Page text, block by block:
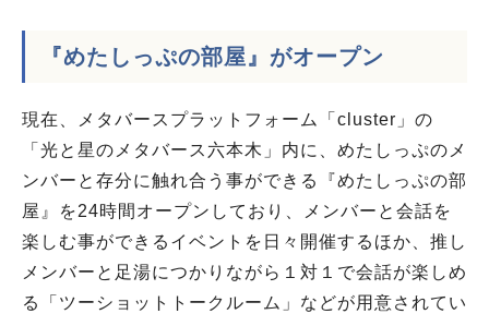
『めたしっぷの部屋』がオープン
現在、メタバースプラットフォーム「cluster」の
「光と星のメタバース六本木」内に、めたしっぷのメ
ンバーと存分に触れ合う事ができる『めたしっぷの部
屋』を24時間オープンしており、メンバーと会話を
楽しむ事ができるイベントを日々開催するほか、推し
メンバーと足湯につかりながら１対１で会話が楽しめ
る「ツーショットトークルーム」などが用意されてい